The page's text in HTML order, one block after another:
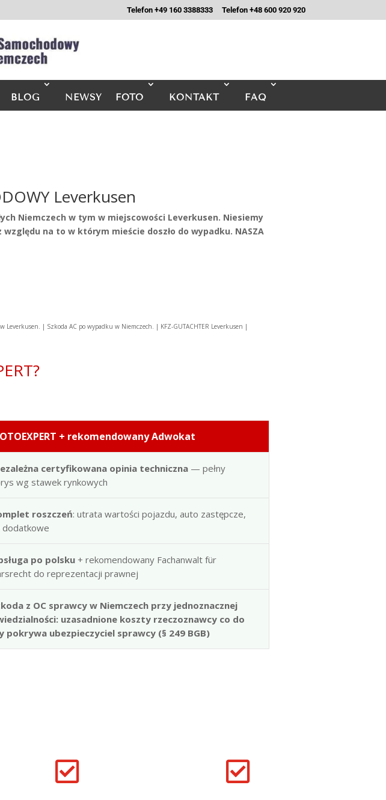
Telefon +49 160 3388333 Telefon +48 600 920 920
BLOG NEWSY FOTO KONTAKT FAQ
Leverkusen
Niemczech w tym w miejscowości Leverkusen. Niesiemy
na to w którym mieście doszło do wypadku. NASZA
| Szkoda AC po wypadku w Niemczech. | KFZ-GUTACHTER Leverkusen |
+ rekomendowany Adwokat
certyfikowana opinia techniczna — pełny
wg stawek rynkowych
roszczeń: utrata wartości pojazdu, auto zastępcze,
po polsku+ rekomendowany Fachanwalt für
do reprezentacji prawnej
z OC sprawcy w Niemczech przy jednoznacznej
uzasadnione koszty rzeczoznawcy co do
pokrywa ubezpieczyciel sprawcy (§ 249 BGB)
 